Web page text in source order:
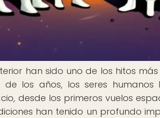
han sido uno de los hitos
los años, los seres humanos
desde los primeros vuelos
han tenido un profundo